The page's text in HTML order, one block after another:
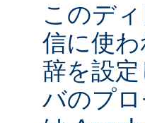
このデ
信に使
辞を設
バのプ